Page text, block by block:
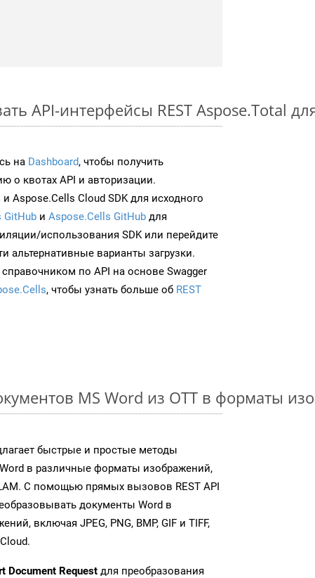
API-интерфейсы REST Aspose.Total
на Dashboard, чтобы получить
о квотах API и авторизации.
Aspose.Cells Cloud SDK для исходного
GitHub и Aspose.Cells GitHub для
использования SDK или перейдите
альтернативные варианты загрузки.
по API на основе Swagger
, чтобы узнать больше об REST
MS Word из OTT в форматы
быстрые и простые методы
в различные форматы изображений,
С помощью прямых вызовов REST API
документы Word в
включая JPEG, PNG, BMP, GIF и TIFF,
Document Request для преобразования